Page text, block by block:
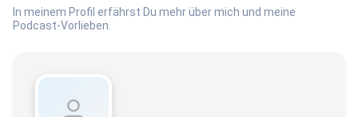
In meinem Profil erfährst Du mehr über mich und meine
Podcast-Vorlieben.